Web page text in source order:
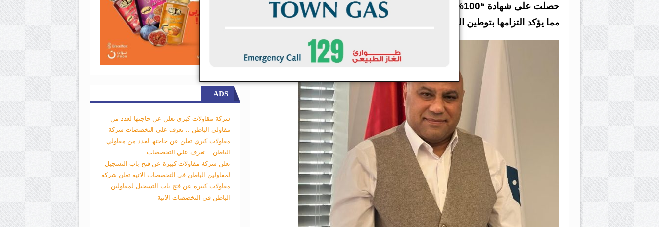
حصلت على شهادة “100% Manufactured In Egypt” من الحكومة المصرية،
مما يؤكد التزامها بتوطين الصناعة ودعم المنتج المحلي.
ADS
شركة مقاولات كبري تعلن عن حاجتها لعدد من
مقاولي الباطن .. تعرف علي التخصصات شركة
مقاولات كبري تعلن عن حاجتها لعدد من مقاولي
الباطن .. تعرف علي التخصصات
تعلن شركة مقاولات كبيرة عن فتح باب التسجيل
لمقاولين الباطن فى التخصصات الاتية تعلن شركة
مقاولات كبيرة عن فتح باب التسجيل لمقاولين
الباطن فى التخصصات الاتية